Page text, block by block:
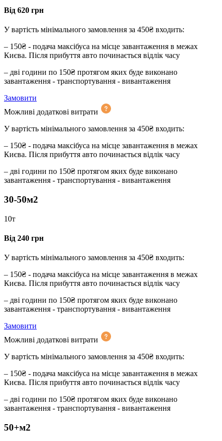
Від 620 грн
У вартість мінімального замовлення за 450₴ входить:
– 150₴ - подача максібуса на місце завантаження в межах
Києва. Після прибуття авто починається відлік часу
– дві години по 150₴ протягом яких буде виконано
завантаження - транспортування - вивантаження
Замовити
Можливі додаткові витрати
У вартість мінімального замовлення за 450₴ входить:
– 150₴ - подача максібуса на місце завантаження в межах
Києва. Після прибуття авто починається відлік часу
– дві години по 150₴ протягом яких буде виконано
завантаження - транспортування - вивантаження
30-50м2
10т
Від 240 грн
У вартість мінімального замовлення за 450₴ входить:
– 150₴ - подача максібуса на місце завантаження в межах
Києва. Після прибуття авто починається відлік часу
– дві години по 150₴ протягом яких буде виконано
завантаження - транспортування - вивантаження
Замовити
Можливі додаткові витрати
У вартість мінімального замовлення за 450₴ входить:
– 150₴ - подача максібуса на місце завантаження в межах
Києва. Після прибуття авто починається відлік часу
– дві години по 150₴ протягом яких буде виконано
завантаження - транспортування - вивантаження
50+м2